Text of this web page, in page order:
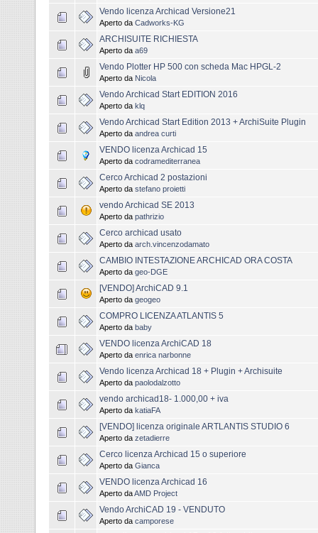
Vendo licenza Archicad Versione21
Aperto da Cadworks-KG
ARCHISUITE RICHIESTA
Aperto da a69
Vendo Plotter HP 500 con scheda Mac HPGL-2
Aperto da Nicola
Vendo Archicad Start EDITION 2016
Aperto da klq
Vendo Archicad Start Edition 2013 + ArchiSuite Plugin
Aperto da andrea curti
VENDO licenza Archicad 15
Aperto da codramediterranea
Cerco Archicad 2 postazioni
Aperto da stefano proietti
vendo Archicad SE 2013
Aperto da pathrizio
Cerco archicad usato
Aperto da arch.vincenzodamato
CAMBIO INTESTAZIONE ARCHICAD ORA COSTA
Aperto da geo-DGE
[VENDO] ArchiCAD 9.1
Aperto da geogeo
COMPRO LICENZA ATLANTIS 5
Aperto da baby
VENDO licenza ArchiCAD 18
Aperto da enrica narbonne
Vendo licenza Archicad 18 + Plugin + Archisuite
Aperto da paolodalzotto
vendo archicad18- 1.000,00 + iva
Aperto da katiaFA
[VENDO] licenza originale ARTLANTIS STUDIO 6
Aperto da zetadierre
Cerco licenza Archicad 15 o superiore
Aperto da Gianca
VENDO licenza Archicad 16
Aperto daAMD Project
Vendo ArchiCAD 19 - VENDUTO
Aperto da camporese